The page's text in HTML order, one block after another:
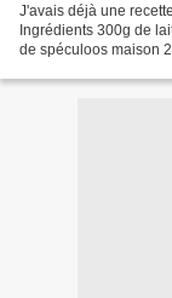
J'avais déjà une
Ingrédients 300g de
de spéculoos maison